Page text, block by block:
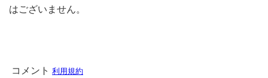
はございません。